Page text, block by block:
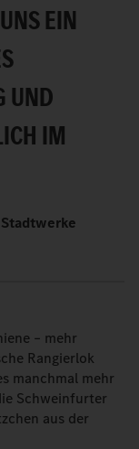
EIN
UND
IM
– mehr
Rangierlok
manchmal mehr
Schweinfurter
aus der